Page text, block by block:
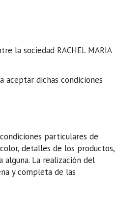
la sociedad RACHEL MARIA
aceptar dichas condiciones
particulares de
detalles de los productos,
La realización del
y completa de las